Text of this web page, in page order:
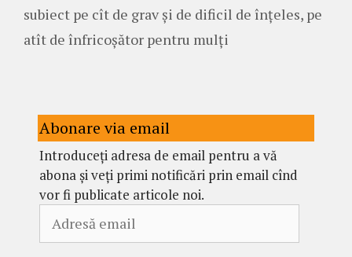
subiect pe cît de grav și de dificil de înțeles, pe
atît de înfricoșător pentru mulți
Abonare via email
Introduceți adresa de email pentru a vă
abona și veți primi notificări prin email cînd
vor fi publicate articole noi.
email